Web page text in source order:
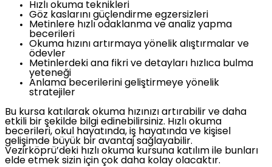
Hızlı okuma teknikleri
Göz kaslarını güçlendirme egzersizleri
Metinlere hızlı odaklanma ve analiz yapma
becerileri
Okuma hızını artırmaya yönelik alıştırmalar ve
ödevler
Metinlerdeki ana fikri ve detayları hızlıca bulma
yeteneği
Anlama becerilerini geliştirmeye yönelik
stratejiler
Bu kursa katılarak okuma hızınızı artırabilir ve daha
etkili bir şekilde bilgi edinebilirsiniz. Hızlı okuma
becerileri, okul hayatında, iş hayatında ve kişisel
gelişimde büyük bir avantaj sağlayabilir.
Vezirköprü’deki hızlı okuma kursuna katılım ile bunları
elde etmek sizin için çok daha kolay olacaktır.